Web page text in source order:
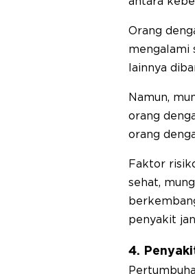
Orang
mengalami
lainnya
Namun,
orang
orang
Faktor
sehat,
penyakit
4.